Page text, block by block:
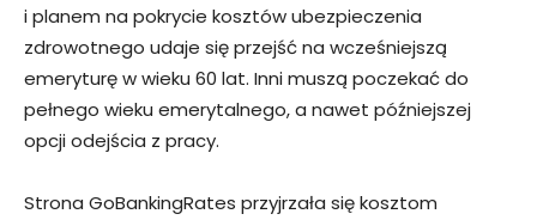
i planem na pokrycie kosztów ubezpieczenia
zdrowotnego udaje się przejść na wcześniejszą
emeryturę w wieku 60 lat. Inni muszą poczekać do
pełnego wieku emerytalnego, a nawet późniejszej
opcji odejścia z pracy.
Strona GoBankingRates przyjrzała się kosztom